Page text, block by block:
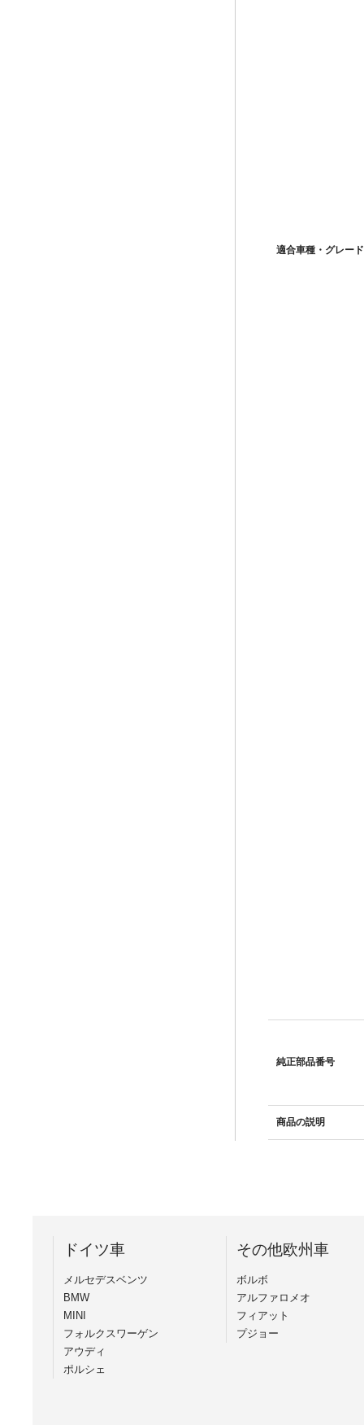
適合車種・グレー
純正部品番号
商品の説明
ドイツ車
メルセデスベンツ
BMW
MINI
フォルクスワーゲン
アウディ
ポルシェ
その他欧州車
ボルボ
アルファロメオ
フィアット
プジョー